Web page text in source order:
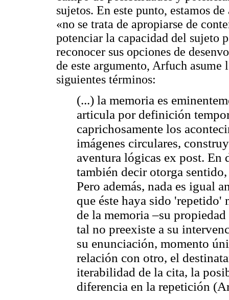
sujetos. En este punto, estamos
«no se trata de apropiarse de
potenciar la capacidad del sujeto
reconocer sus opciones de
de este argumento, Arfuch
siguientes términos:
(...) la memoria es
articula por definición
caprichosamente los
imágenes circulares,
aventura lógicas ex post. En
también decir otorga
Pero además, nada es igual
que éste haya sido 'repetido'
de la memoria –su
tal no preexiste a su
su enunciación, momento
relación con otro, el
iterabilidad de la cita, la
diferencia en la repetición